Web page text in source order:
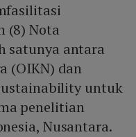
(8) Nota
satunya antara
(OIKN) dan
untuk
penelitian
Nusantara.